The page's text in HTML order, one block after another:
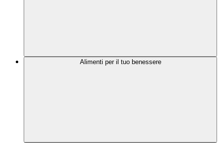
Alimenti per il tuo benessere